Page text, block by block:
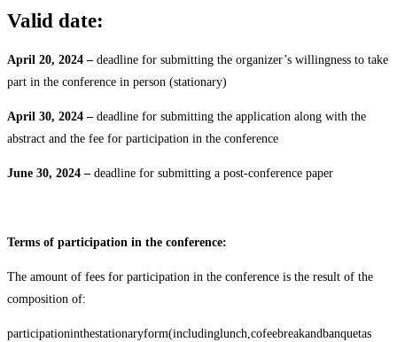
Valid date:
April 20, 2024 – deadline for submitting the organizer’s willingness to take
part in the conference in person (stationary)
April 30, 2024 – deadline for submitting the application along with the
abstract and the fee for participation in the conference
June 30, 2024 – deadline for submitting a post-conference paper
Terms of participation in the conference:
The amount of fees for participation in the conference is the result of the
composition of:
participationinthestationaryform(includinglunch,cofeebreakandbanquetas